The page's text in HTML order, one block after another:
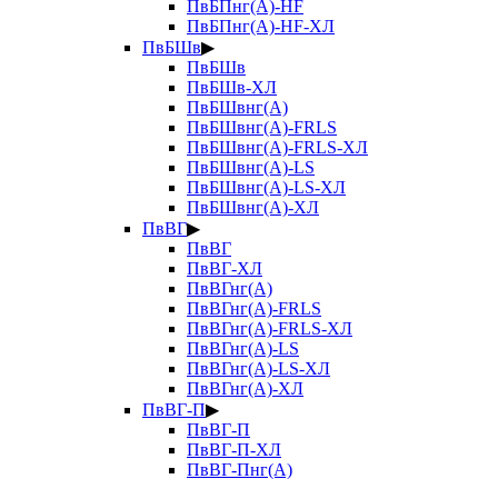
ПвБПнг(А)-HF
ПвБПнг(А)-HF-ХЛ
ПвБШв▶
ПвБШв
ПвБШв-ХЛ
ПвБШвнг(А)
ПвБШвнг(А)-FRLS
ПвБШвнг(А)-FRLS-ХЛ
ПвБШвнг(А)-LS
ПвБШвнг(А)-LS-ХЛ
ПвБШвнг(А)-ХЛ
ПвВГ▶
ПвВГ
ПвВГ-ХЛ
ПвВГнг(А)
ПвВГнг(А)-FRLS
ПвВГнг(А)-FRLS-ХЛ
ПвВГнг(А)-LS
ПвВГнг(А)-LS-ХЛ
ПвВГнг(А)-ХЛ
ПвВГ-П▶
ПвВГ-П
ПвВГ-П-ХЛ
ПвВГ-Пнг(А)